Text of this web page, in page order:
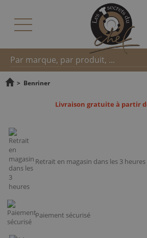
Recherche
> Benriner
Livraison gratuite à partir
Retrait en magasin dans les 3 heures
Paiement sécurisé